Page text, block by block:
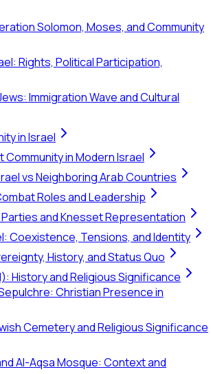
Solomon, Moses, and Community
Rights, Political Participation,
Immigration Wave and Cultural
in Israel
Community in Modern Israel
vs Neighboring Arab Countries
Roles and Leadership
Parties and Knesset Representation
Coexistence, Tensions, and Identity
History, and Status Quo
History and Religious Significance
Christian Presence in
Cemetery and Religious Significance
Al-Aqsa Mosque: Context and